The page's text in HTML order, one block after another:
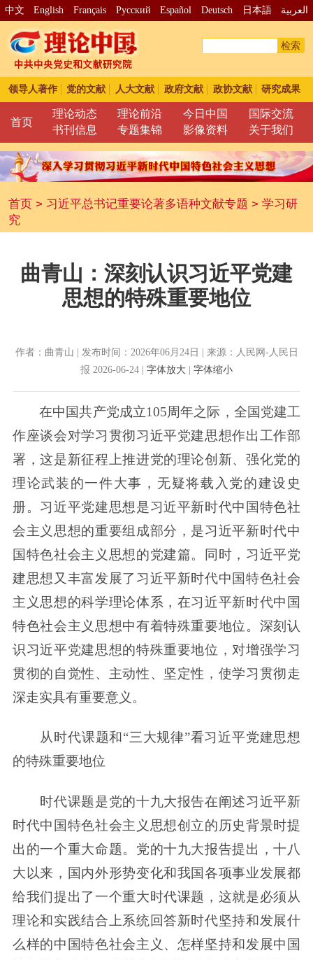
中文 English Français Pусский Español Deutsch 日本語 العربية
检索
领导人著作 党的文献 人大文献 政府文献 政协文献 研究成果
首页
理论动态 理论前沿 今日中国
国际交流
书刊信息
专题集锦 影像资料 关于我们
首页> 习近平总书记重要论著多语种文献专题 > 学习研
究
曲青山：深刻认识习近平党建
思想的特殊重要地位
作者：曲青山 | 发布时间：2026年06月24日 | 来源：人民网-人民日
报 2026-06-24 | 字体放大 | 字体缩小
在中国共产党成立105周年之际，全国党建工
作座谈会对学习贯彻习近平党建思想作出工作部
署，这是新征程上推进党的理论创新、强化党的
理论武装的一件大事，无疑将载入党的建设史
册。习近平党建思想是习近平新时代中国特色社
会主义思想的重要组成部分，是习近平新时代中
国特色社会主义思想的党建篇。同时，习近平党
建思想又丰富发展了习近平新时代中国特色社会
主义思想的科学理论体系，在习近平新时代中国
特色社会主义思想中有着特殊重要地位。深刻认
识习近平党建思想的特殊重要地位，对增强学习
贯彻的自觉性、主动性、坚定性，使学习贯彻走
深走实具有重要意义。
从时代课题和“三大规律”看习近平党建思想
的特殊重要地位
时代课题是党的十九大报告在阐述习近平新
时代中国特色社会主义思想创立的历史背景时提
出的一个重大命题。党的十九大报告提出，十八
大以来，国内外形势变化和我国各项事业发展都
给我们提出了一个重大时代课题，这就是必须从
理论和实践结合上系统回答新时代坚持和发展什
么样的中国特色社会主义、怎样坚持和发展中国